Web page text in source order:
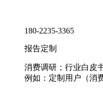
180-2235-3365
报告定制
消费调研；行业白皮
例如：定制用户（消